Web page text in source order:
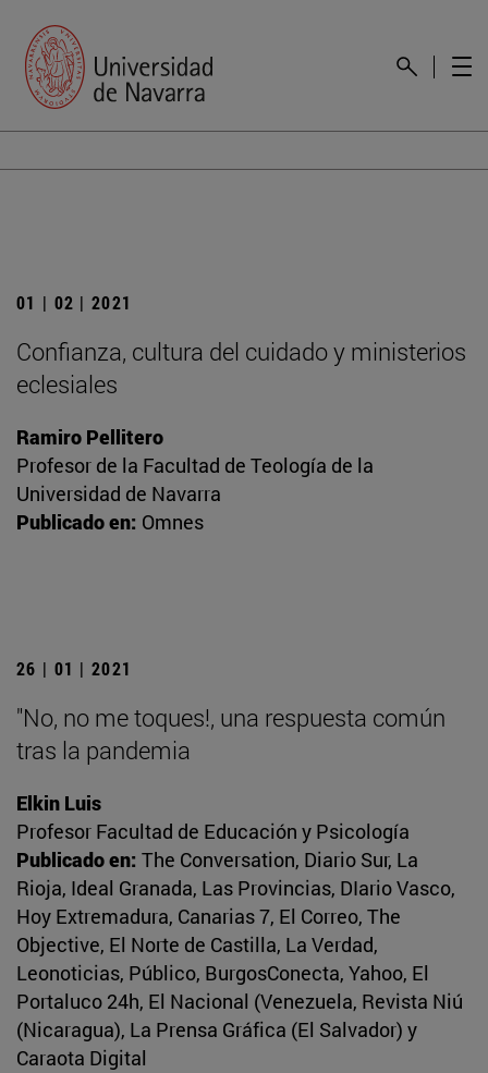
01 | 02 | 2021
Confianza, cultura del cuidado y ministerios
eclesiales
Ramiro Pellitero
Profesor de la Facultad de Teología de la
Universidad de Navarra
Publicado en: Omnes
26 | 01 | 2021
"No, no me toques!, una respuesta común
tras la pandemia
Elkin Luis
Profesor Facultad de Educación y Psicología
Publicado en: The Conversation, Diario Sur, La
Rioja, Ideal Granada, Las Provincias, DIario Vasco,
Hoy Extremadura, Canarias 7, El Correo, The
Objective, El Norte de Castilla, La Verdad,
Leonoticias, Público, BurgosConecta, Yahoo, El
Portaluco 24h, El Nacional (Venezuela, Revista Niú
(Nicaragua), La Prensa Gráfica (El Salvador) y
Caraota Digital